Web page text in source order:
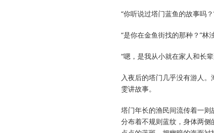
“你听说过塔门蓝鱼的故事吗
“是你在金鱼街找的那种？”林
“嗯，是我从小就在家人和长
入夜后的塔门几乎没有游人
雯讲故事。
塔门年长的渔民间流传着一
分布着不规则蓝纹，身体两